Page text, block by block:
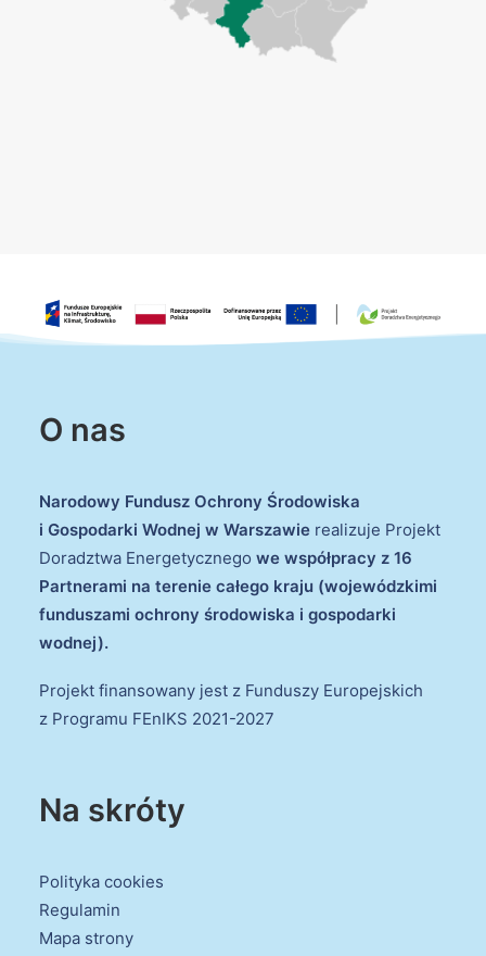
O nas
Narodowy Fundusz Ochrony Środowiska
i Gospodarki Wodnej w Warszawie realizuje Projekt
Doradztwa Energetycznego we współpracy z 16
Partnerami na terenie całego kraju (wojewódzkimi
funduszami ochrony środowiska i gospodarki
wodnej).
Projekt finansowany jest z Funduszy Europejskich
z Programu FEnIKS 2021-2027
Na skróty
Polityka cookies
Regulamin
Mapa strony